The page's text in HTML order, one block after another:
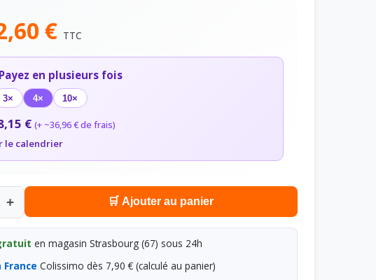
€ TTC
en plusieurs fois
3× 4× 10×
€ (+ ~36,96 € de frais)
le calendrier
+ 🛒 Ajouter au panier
en magasin Strasbourg (67) sous 24h
France Colissimo dès 7,90 € (calculé au panier)